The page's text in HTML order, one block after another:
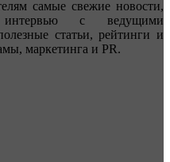
самые свежие новости,
интервью с ведущими
статьи, рейтинги и
маркетинга и PR.